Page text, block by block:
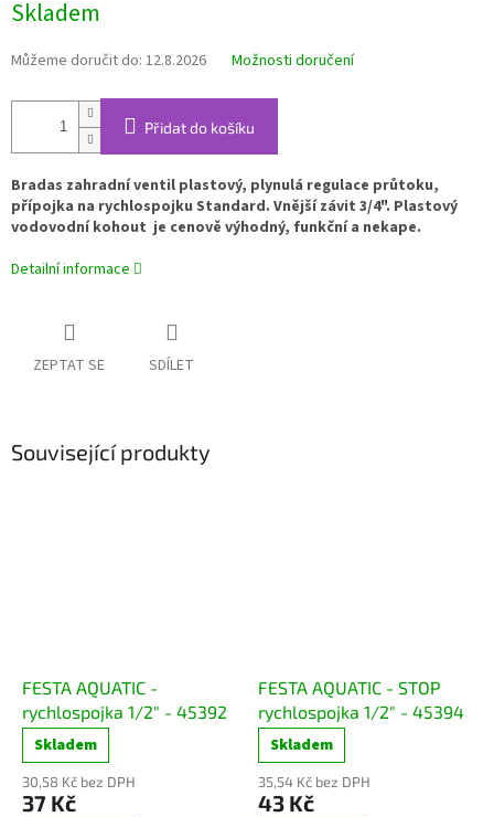
cena:
Skladem
Můžeme doručit do: 12.8.2026 Možnosti doručení
Přidat do košíku
Bradas zahradní ventil plastový, plynulá regulace průtoku,
přípojka na rychlospojku Standard. Vnější závit 3/4". Plastový
vodovodní kohout je cenově výhodný, funkční a nekape.
Detailní informace
ZEPTAT SE SDÍLET
Související produkty
FESTA AQUATIC -
rychlospojka 1/2" - 45392
Skladem
30,58 Kč bez DPH
37 Kč
FESTA AQUATIC - STOP
rychlospojka 1/2" - 45394
Skladem
35,54 Kč bez DPH
43 Kč